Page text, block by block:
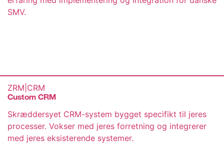
SMV.
ZRM CRM
Custom CRM
Skræddersyet CRM-system bygget specifikt til jeres
processer. Vokser med jeres forretning og integrerer
med jeres eksisterende systemer.